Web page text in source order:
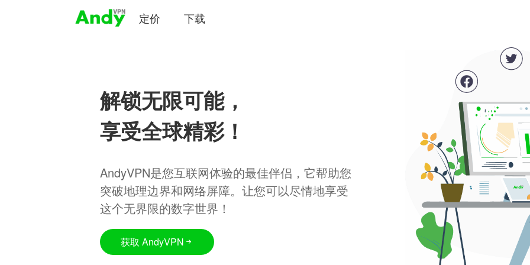
定价 下载
解锁无限可能，
享受全球精彩！
AndyVPN是您互联网体验的最佳伴侣，它帮助您
突破地理边界和网络屏障。让您可以尽情地享受
这个无界限的数字世界！
获取 AndyVPN